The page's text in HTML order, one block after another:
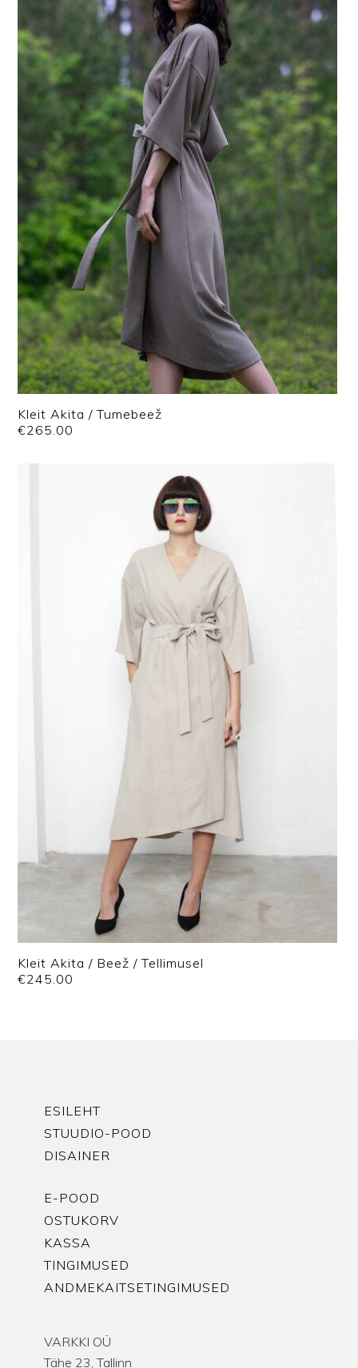
Kleit Akita / Tumebeež
€265.00
Kleit Akita / Beež / Tellimusel
€245.00
ESILEHT
STUUDIO-POOD
DISAINER
E-POOD
OSTUKORV
KASSA
TINGIMUSED
ANDMEKAITSETINGIMUSED
VARKKI OÜ
Tähe 23, Tallinn